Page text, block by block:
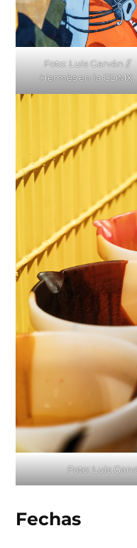
Foto: Luis Garván //
Hermès en la CDMX.
Foto: Luis
Fechas